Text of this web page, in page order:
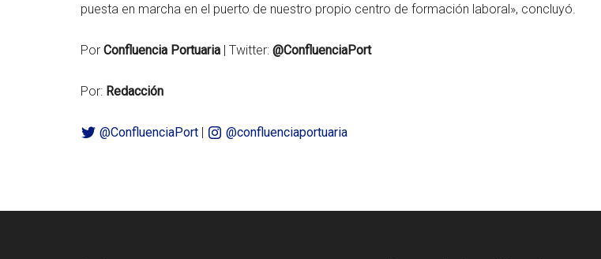
puesta en marcha en el puerto de nuestro propio centro de formación laboral», concluyó.
Por Confluencia Portuaria | Twitter: @ConfluenciaPort
Por: Redacción
@ConfluenciaPort | @confluenciaportuaria